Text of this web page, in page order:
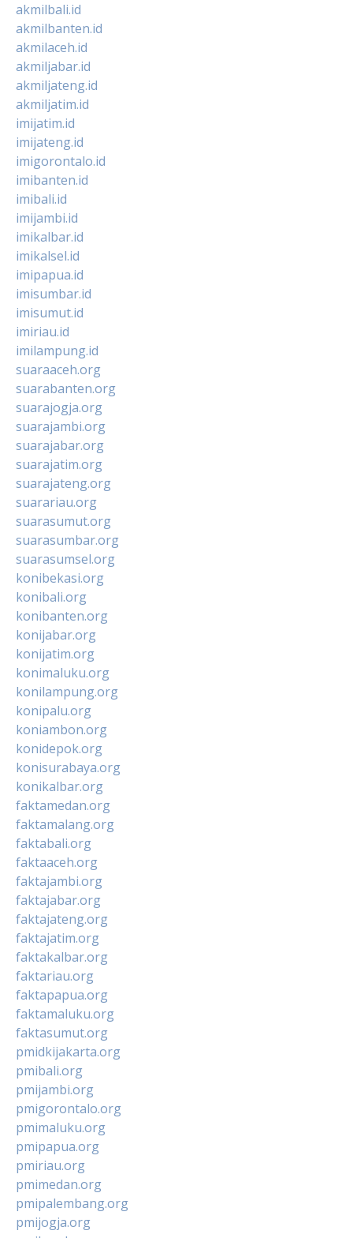
akmilbali.id
akmilbanten.id
akmilaceh.id
akmiljabar.id
akmiljateng.id
akmiljatim.id
imijatim.id
imijateng.id
imigorontalo.id
imibanten.id
imibali.id
imijambi.id
imikalbar.id
imikalsel.id
imipapua.id
imisumbar.id
imisumut.id
imiriau.id
imilampung.id
suaraaceh.org
suarabanten.org
suarajogja.org
suarajambi.org
suarajabar.org
suarajatim.org
suarajateng.org
suarariau.org
suarasumut.org
suarasumbar.org
suarasumsel.org
konibekasi.org
konibali.org
konibanten.org
konijabar.org
konijatim.org
konimaluku.org
konilampung.org
konipalu.org
koniambon.org
konidepok.org
konisurabaya.org
konikalbar.org
faktamedan.org
faktamalang.org
faktabali.org
faktaaceh.org
faktajambi.org
faktajabar.org
faktajateng.org
faktajatim.org
faktakalbar.org
faktariau.org
faktapapua.org
faktamaluku.org
faktasumut.org
pmidkijakarta.org
pmibali.org
pmijambi.org
pmigorontalo.org
pmimaluku.org
pmipapua.org
pmiriau.org
pmimedan.org
pmipalembang.org
pmijogja.org